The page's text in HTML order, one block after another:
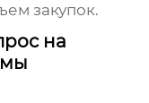
закупок.
на